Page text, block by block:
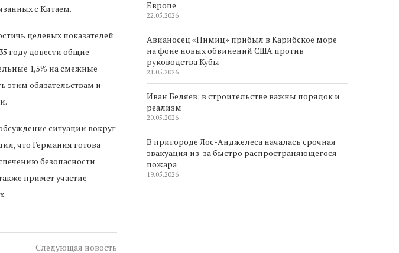
с Китаем.
целевых показателей
году довести общие
1,5% на смежные
этим обязательствам и
ситуации вокруг
что Германия готова
безопасности
примет участие
Следующая новость
Европе
22.05.2026
Авианосец «Нимиц» прибыл в Карибское море
на фоне новых обвинений США против
руководства Кубы
21.05.2026
Иван Беляев: в строительстве важны порядок и
реализм
20.05.2026
В пригороде Лос-Анджелеса началась срочная
эвакуация из-за быстро распространяющегося
пожара
19.05.2026